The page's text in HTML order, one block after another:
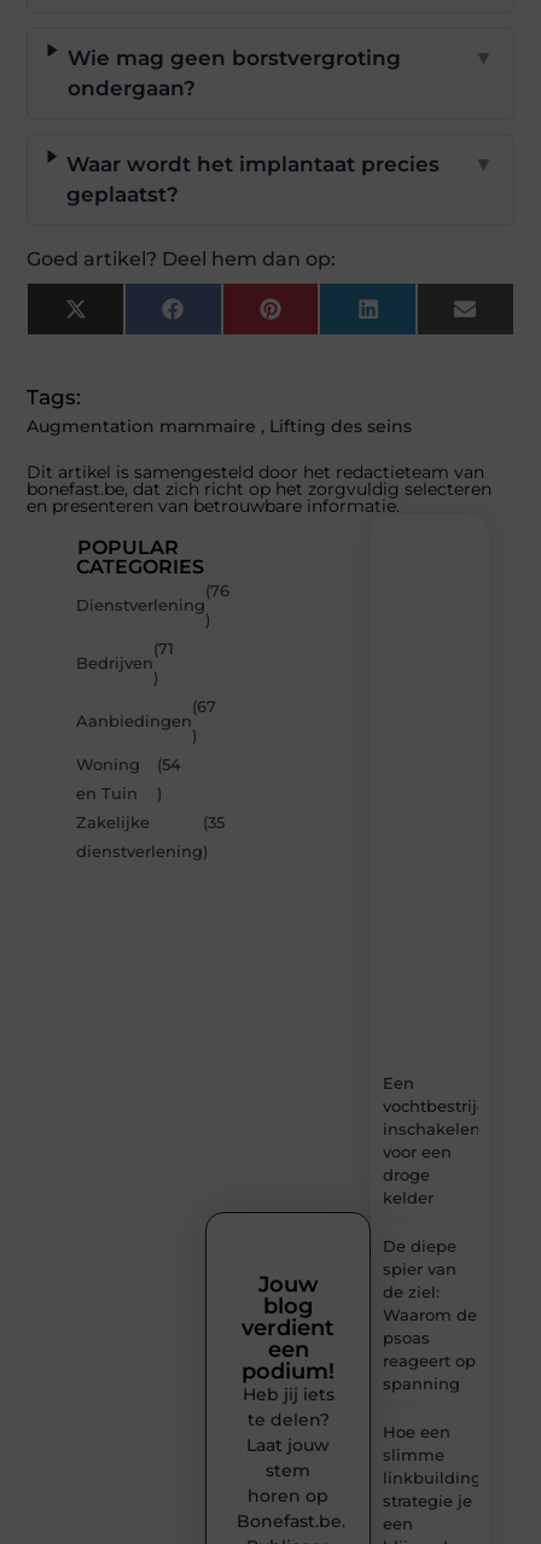
Wie mag geen borstvergroting
ondergaan?
▼
Waar wordt het implantaat precies
geplaatst?
▼
Goed artikel? Deel hem dan op:
X
(Twitter)
FacebookPinterestLinkedInEmail
Tags:
Augmentation mammaire , Lifting des seins
Dit artikel is samengesteld door het redactieteam van
bonefast.be, dat zich richt op het zorgvuldig selecteren
en presenteren van betrouwbare informatie.
POPULAR
CATEGORIES
Dienstverlening
(76
)
Bedrijven
(71
)
Aanbiedingen
(67
)
Woning
en Tuin
(54
)
Zakelijke
dienstverlening
(35
)
Een
inschakelen
voor een
droge
kelder
De diepe
spier van
de ziel:
Waarom de
psoas
reageert op
spanning
Hoe een
slimme
linkbuilding
strategie je
een
Jouw
blog
verdient
een
podium!
Heb jij iets
te delen?
Laat jouw
stem
horen op
Bonefast.be.